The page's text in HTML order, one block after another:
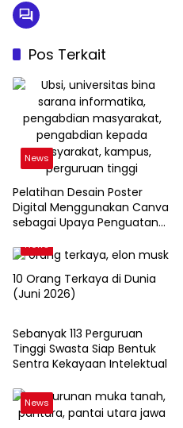
Pos Terkait
News
Pelatihan Desain Poster
Digital Menggunakan Canva
sebagai Upaya Penguatan
Kader PKK Kelurahan Bambu
News
10 Orang Terkaya di Dunia
(Juni 2026)
News
Sebanyak 113 Perguruan
Tinggi Swasta Siap Bentuk
Sentra Kekayaan Intelektual
News